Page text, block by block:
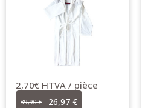
2,70€ HTVA / pièce
89,90 € 26,97 €